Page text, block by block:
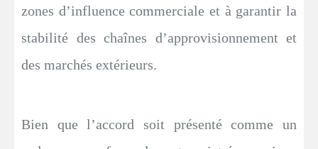
zones d’influence commerciale et à garantir la
stabilité des chaînes d’approvisionnement et
des marchés extérieurs.
Bien que l’accord soit présenté comme un